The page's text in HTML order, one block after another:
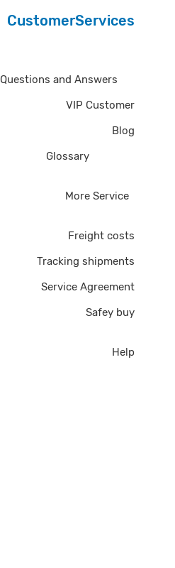
CustomerServices
Questions and Answers
VIP Customer
Blog
Glossary
More Service
Freight costs
Tracking shipments
Service Agreement
Safey buy
Help